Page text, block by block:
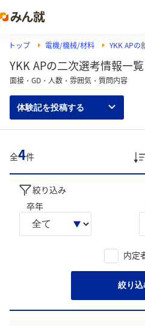
トップ 電機/機械/材料 YKK APの
YKK APの二次選考情報一覧
面接・GD・人数・雰囲気・質問内容
体験記を投稿する
全4件
絞り込み
卒年
内定
絞り込